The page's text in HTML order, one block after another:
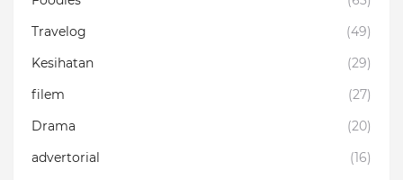
Travelog
(49)
Kesihatan
(29)
filem
(27)
Drama
(20)
advertorial
(16)